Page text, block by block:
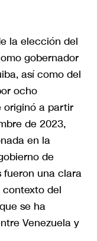
la elección del
gobernador
así como del
ocho
originó a partir
de 2023,
en la
de
fueron una clara
del
se ha
Venezuela y